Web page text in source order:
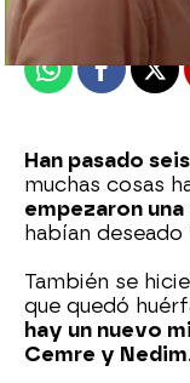
Publicado: 07
WhatsappFacebook
X
Han pasado
muchas cosas
empezaron
habían
También se
que quedó
hay un nuevo
Cemre y Nedim.